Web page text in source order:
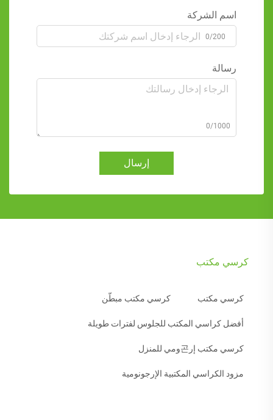
اسم الشركة
0/200
رسالة
0/1000
إرسال
كرسي مكتب
كرسي مكتب كرسي مكتب مبطّن
أفضل كراسي المكتب للجلوس لفترات طويلة
كرسي مكتب إر곤ومي للمنزل
مزود الكراسي المكتبية الإرجونومية